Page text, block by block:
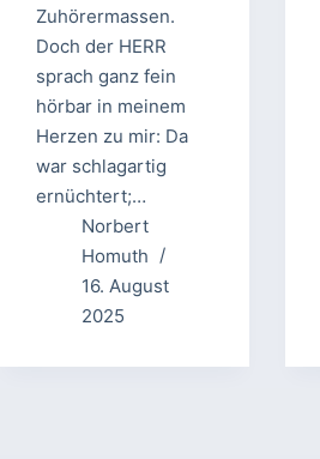
Zuhörermassen.
Doch der HERR
sprach ganz fein
hörbar in meinem
Herzen zu mir: Da
war schlagartig
ernüchtert;…
Norbert
Homuth
16. August
2025